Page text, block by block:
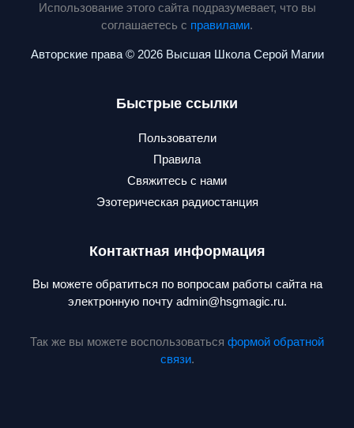
Использование этого сайта подразумевает, что вы
соглашаетесь с правилами.
Авторские права © 2026 Высшая Школа Серой Магии
Быстрые ссылки
Пользователи
Правила
Свяжитесь с нами
Эзотерическая радиостанция
Контактная информация
Вы можете обратиться по вопросам работы сайта на
электронную почту admin@hsgmagic.ru.
Так же вы можете воспользоваться формой обратной
связи.